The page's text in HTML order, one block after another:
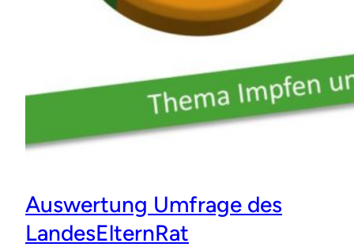
Auswertung Umfrage des
LandesElternRat